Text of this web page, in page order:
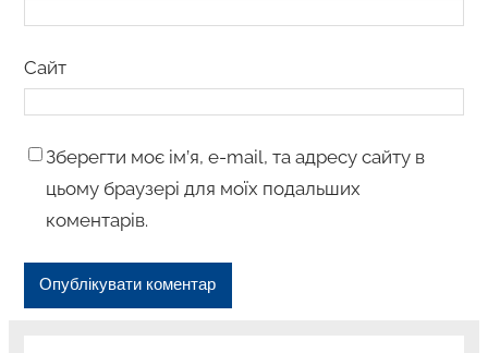
Сайт
Зберегти моє ім’я, e-mail, та адресу сайту в
цьому браузері для моїх подальших
коментарів.